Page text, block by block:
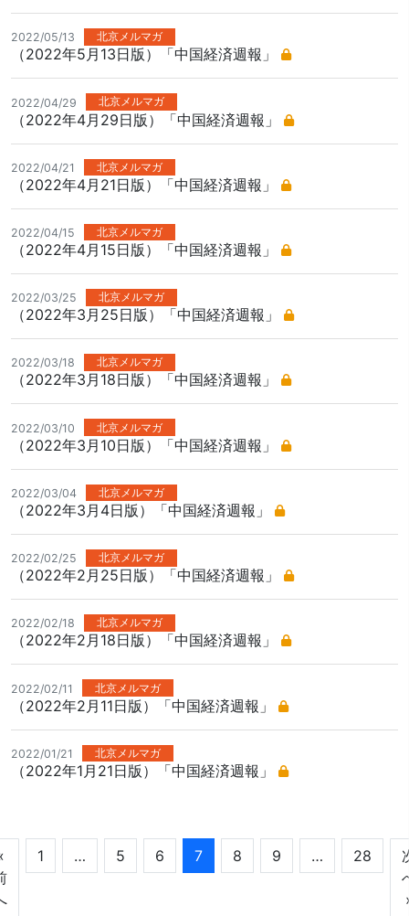
2022/05/13 北京メルマガ
（2022年5月13日版）「中国経済週報」
2022/04/29 北京メルマガ
（2022年4月29日版）「中国経済週報」
2022/04/21 北京メルマガ
（2022年4月21日版）「中国経済週報」
2022/04/15 北京メルマガ
（2022年4月15日版）「中国経済週報」
2022/03/25 北京メルマガ
（2022年3月25日版）「中国経済週報」
2022/03/18 北京メルマガ
（2022年3月18日版）「中国経済週報」
2022/03/10 北京メルマガ
（2022年3月10日版）「中国経済週報」
2022/03/04 北京メルマガ
（2022年3月4日版）「中国経済週報」
2022/02/25 北京メルマガ
（2022年2月25日版）「中国経済週報」
2022/02/18 北京メルマガ
（2022年2月18日版）「中国経済週報」
2022/02/11 北京メルマガ
（2022年2月11日版）「中国経済週報」
2022/01/21 北京メルマガ
（2022年1月21日版）「中国経済週報」
1 … 5 6 7 8 9 … 28